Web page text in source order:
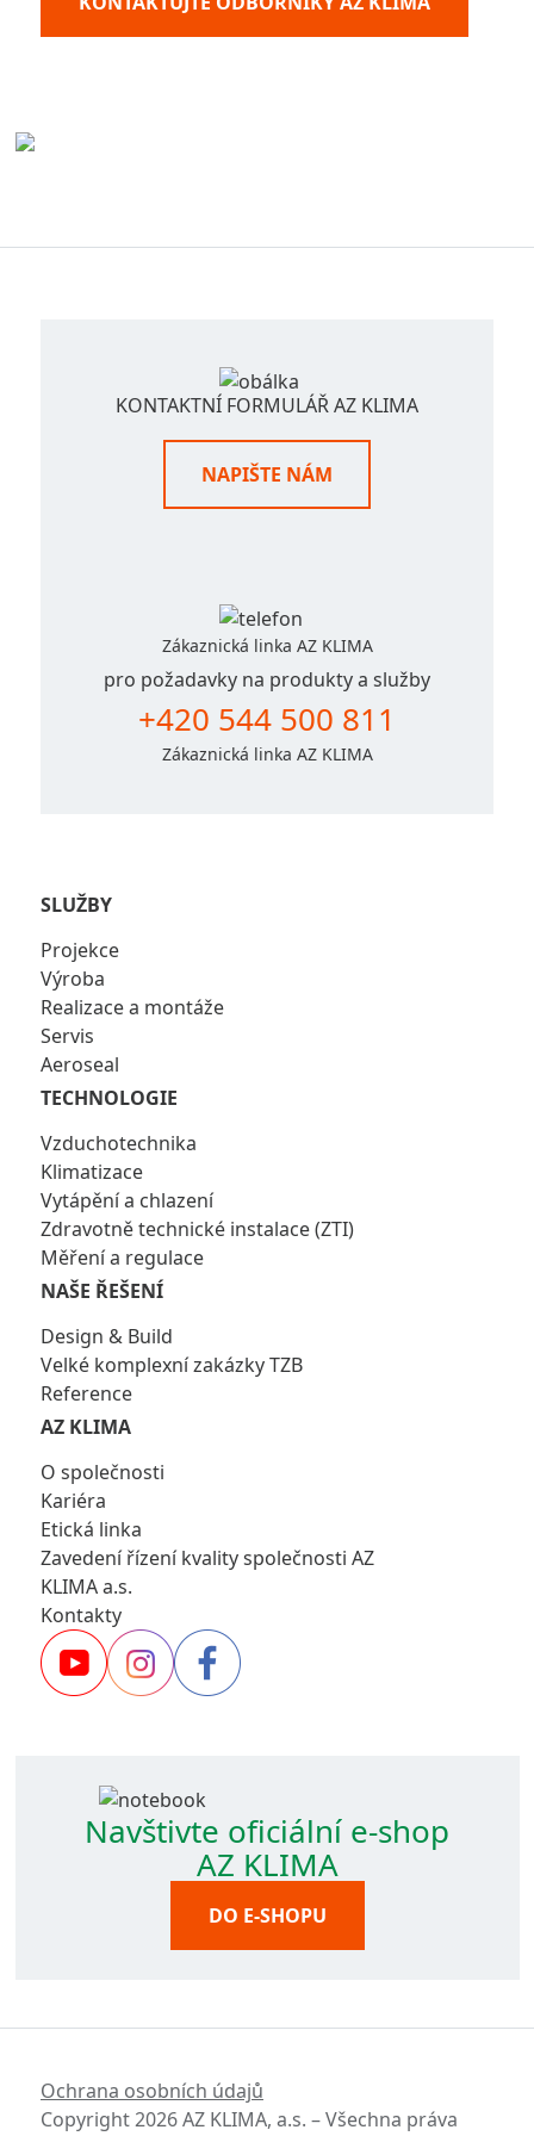
KONTAKTNÍ FORMULÁŘ AZ KLIMA
NAPIŠTE NÁM
Zákaznická linka AZ KLIMA
pro požadavky na produkty a služby
+420 544 500 811
Zákaznická linka AZ KLIMA
SLUŽBY
Projekce
Výroba
Realizace a montáže
Servis
Aeroseal
TECHNOLOGIE
Vzduchotechnika
Klimatizace
Vytápění a chlazení
Zdravotně technické instalace (ZTI)
Měření a regulace
NAŠE ŘEŠENÍ
Design & Build
Velké komplexní zakázky TZB
Reference
AZ KLIMA
O společnosti
Kariéra
Etická linka
Zavedení řízení kvality společnosti AZ
KLIMA a.s.
Kontakty
Navštivte oficiální e-shop
AZ KLIMA
DO E-SHOPU
Ochrana osobních údajů
Copyright 2026 AZ KLIMA, a.s. – Všechna práva